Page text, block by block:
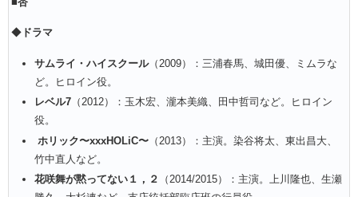
◆ ドラマ
サムライ・ハイスクール（2009）：三浦春馬、城田優、ミムラな
ど。ヒロイン役。
レベル7（2012）：玉木宏、瀧本美織、田中哲司など。ヒロイン
役。
ホリック〜xxxHOLiC〜（2013）：主演。染谷将太、東出昌大、
竹中直人など。
花咲舞が黙ってない１，２
（2014/2015）：主演。上川隆也、生瀬